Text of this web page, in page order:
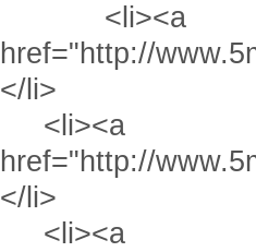
<li><a
href="http://
</li>
<li><a
href="http://
</li>
<li><a